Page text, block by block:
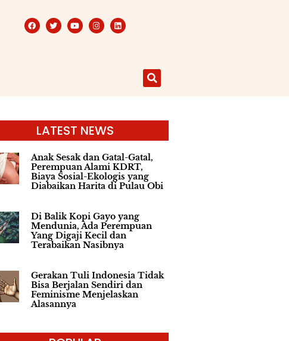
LATEST NEWS
Anak Sesak dan Gatal-Gatal,
Perempuan Alami KDRT,
Biaya Sosial-Ekologis yang
Diabaikan Harita di Pulau Obi
Di Balik Kopi Gayo yang
Mendunia, Ada Perempuan
Yang Digaji Kecil dan
Terabaikan Nasibnya
Gerakan Tuli Indonesia Tidak
Bisa Berjalan Sendiri dan
Feminisme Menjelaskan
Alasannya